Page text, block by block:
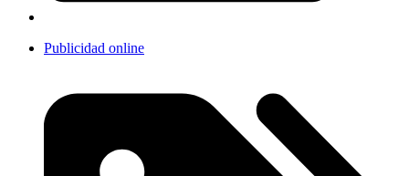
Publicidad online